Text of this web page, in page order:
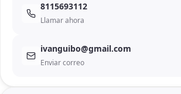
8115693112
Llamar ahora
ivanguibo@gmail.com
Enviar correo